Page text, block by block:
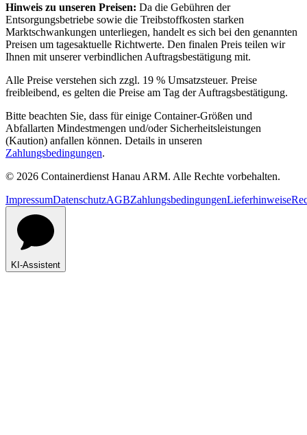
Hinweis zu unseren Preisen: Da die Gebühren der
Entsorgungsbetriebe sowie die Treibstoffkosten starken
Marktschwankungen unterliegen, handelt es sich bei den genannten
Preisen um tagesaktuelle Richtwerte. Den finalen Preis teilen wir
Ihnen mit unserer verbindlichen Auftragsbestätigung mit.
Alle Preise verstehen sich zzgl. 19 % Umsatzsteuer. Preise
freibleibend, es gelten die Preise am Tag der Auftragsbestätigung.
Bitte beachten Sie, dass für einige Container-Größen und
Abfallarten Mindestmengen und/oder Sicherheitsleistungen
(Kaution) anfallen können. Details in unseren
Zahlungsbedingungen.
© 2026 Containerdienst Hanau ARM. Alle Rechte vorbehalten.
ImpressumDatenschutzAGBZahlungsbedingungenLieferhinweise
KI-Assistent